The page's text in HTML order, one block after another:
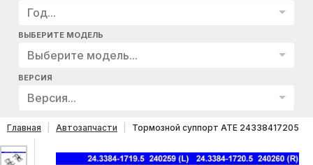
Год...
ВЫБЕРИТЕ МОДЕЛЬ
Выберите модель...
ВЕРСИЯ
Версия...
Главная Автозапчасти Тормозной суппорт ATE 24338417205